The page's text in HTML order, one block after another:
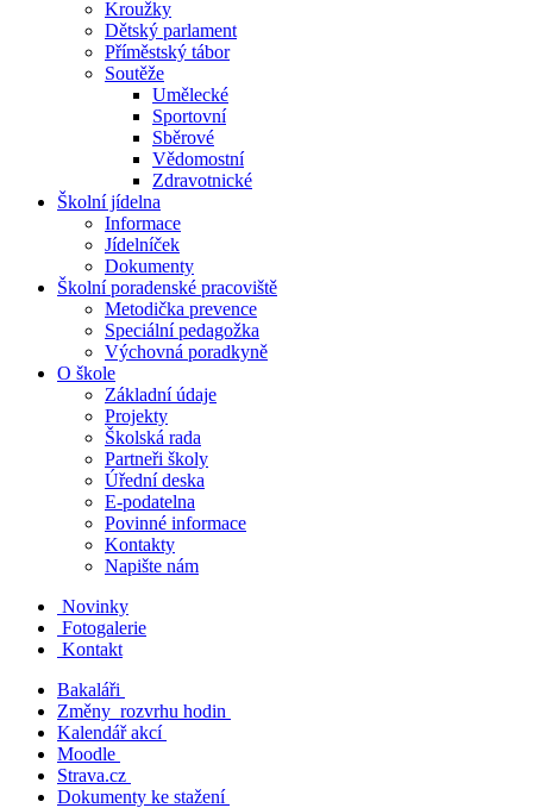
Kroužky
Dětský parlament
Příměstský tábor
Soutěže
Umělecké
Sportovní
Sběrové
Vědomostní
Zdravotnické
Školní jídelna
Informace
Jídelníček
Dokumenty
Školní poradenské pracoviště
Metodička prevence
Speciální pedagožka
Výchovná poradkyně
O škole
Základní údaje
Projekty
Školská rada
Partneři školy
Úřední deska
E-podatelna
Povinné informace
Kontakty
Napište nám
Novinky
Fotogalerie
Kontakt
Bakaláři
Změny rozvrhu hodin
Kalendář akcí
Moodle
Strava.cz
Dokumenty ke stažení